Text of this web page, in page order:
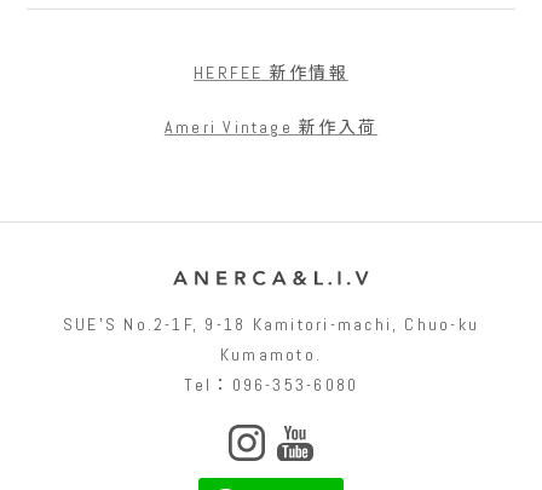
HERFEE 新作情報
Ameri Vintage 新作入荷
SUEʼS No.2-1F, 9-18 Kamitori-machi, Chuo-ku
Kumamoto.
Tel：096-353-6080